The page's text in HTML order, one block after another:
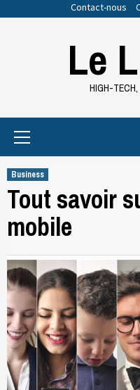
Contact-nous
LeHIGH-TECH,
Business
Tout savoir
mobile